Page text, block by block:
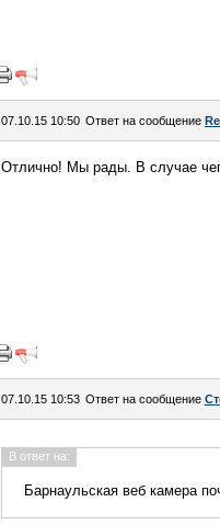
07.10.15 10:50 Ответ на сообщение
Отлично! Мы рады. В случае
07.10.15 10:53 Ответ на сообщение
В ответ на:
Барнаульская веб камера